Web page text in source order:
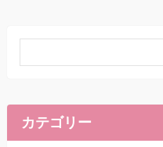
カテゴリー